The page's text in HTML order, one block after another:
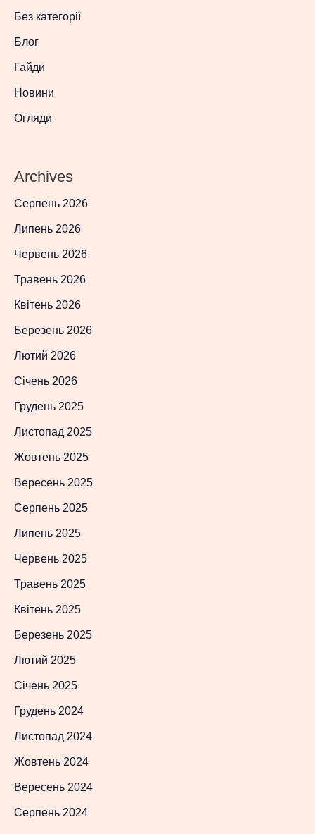
Без категорії
Блог
Гайди
Новини
Огляди
Archives
Серпень 2026
Липень 2026
Червень 2026
Травень 2026
Квітень 2026
Березень 2026
Лютий 2026
Січень 2026
Грудень 2025
Листопад 2025
Жовтень 2025
Вересень 2025
Серпень 2025
Липень 2025
Червень 2025
Травень 2025
Квітень 2025
Березень 2025
Лютий 2025
Січень 2025
Грудень 2024
Листопад 2024
Жовтень 2024
Вересень 2024
Серпень 2024